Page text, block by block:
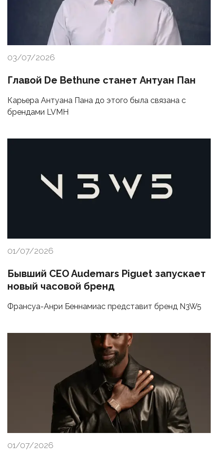
03/07/2026
Главой De Bethune станет Антуан Пан
Карьера Антуана Пана до этого была связана с
брендами LVMH
01/07/2026
Бывший CEO Audemars Piguet запускает
новый часовой бренд
Франсуа-Анри Беннамиас представит бренд N3W5
01/07/2026